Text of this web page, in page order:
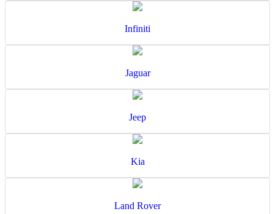
Infiniti
Jaguar
Jeep
Kia
Land Rover